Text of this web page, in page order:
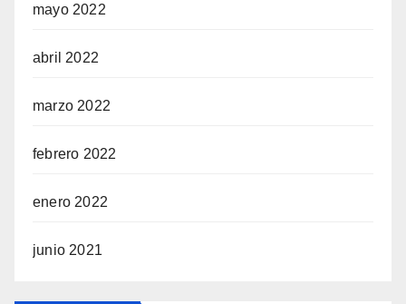
mayo 2022
abril 2022
marzo 2022
febrero 2022
enero 2022
junio 2021